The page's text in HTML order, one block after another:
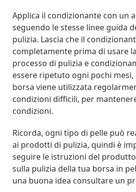
Applica il condizionante con un
seguendo le stesse linee guida
pulizia. Lascia che il
completamente prima di usare
processo di pulizia e
essere ripetuto ogni pochi mesi,
borsa viene utilizzata
condizioni difficili, per
condizioni.
Ricorda, ogni tipo di pelle può
ai prodotti di pulizia, quindi è
seguire le istruzioni del
sulla pulizia della tua borsa in
una buona idea consultare un